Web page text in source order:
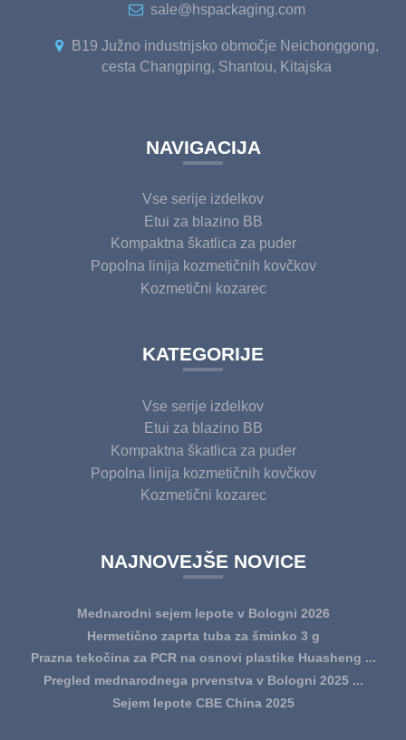
sale@hspackaging.com
B19 Južno industrijsko območje Neichonggong,
cesta Changping, Shantou, Kitajska
NAVIGACIJA
Vse serije izdelkov
Etui za blazino BB
Kompaktna škatlica za puder
Popolna linija kozmetičnih kovčkov
Kozmetični kozarec
KATEGORIJE
Vse serije izdelkov
Etui za blazino BB
Kompaktna škatlica za puder
Popolna linija kozmetičnih kovčkov
Kozmetični kozarec
NAJNOVEJŠE NOVICE
Mednarodni sejem lepote v Bologni 2026
Hermetično zaprta tuba za šminko 3 g
Prazna tekočina za PCR na osnovi plastike Huasheng ...
Pregled mednarodnega prvenstva v Bologni 2025 ...
Sejem lepote CBE China 2025